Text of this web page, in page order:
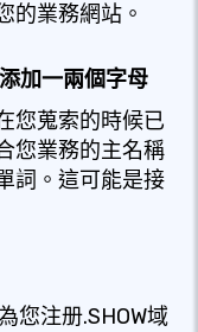
的業務網站。
加一兩個字母
您蒐索的時候已
您業務的主名稱
詞。這可能是接
您注册.SHOW域